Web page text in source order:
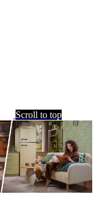
Scroll to top